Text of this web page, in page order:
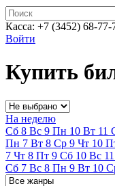
Касса: +7 (3452) 68-77-
Войти
Купить
На неделю
Сб 8 Вс 9 Пн 10 Вт 11
Пн 7 Вт 8 Ср 9 Чт 10
7 Чт 8 Пт 9 Сб 10 Вс 11
Сб 7 Вс 8 Пн 9 Вт 10